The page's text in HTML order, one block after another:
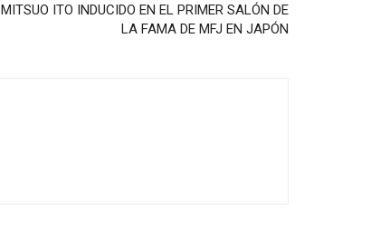
MITSUO ITO INDUCIDO EN EL PRIMER SALÓN DE
LA FAMA DE MFJ EN JAPÓN